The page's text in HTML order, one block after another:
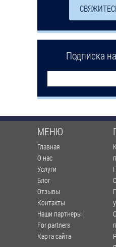
Подписка
МЕНЮ
Главная
О нас
Услуги
Блог
Отзывы
Контакты
Наши партнеры
For partners
Карта сайта